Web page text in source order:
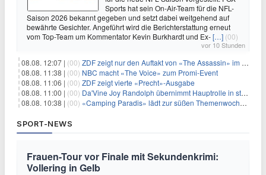
Sports hat sein On-Air-Team für die NFL-
Saison 2026 bekannt gegeben und setzt dabei weitgehend auf
bewährte Gesichter. Angeführt wird die Berichterstattung erneut
vom Top-Team um Kommentator Kevin Burkhardt und Ex-[…] (00)
vor 10 Stunden
08.08. 12:07 | (00) ZDF zeigt nur den Auftakt von «The Assassin» im Fernsehen
08.08. 11:38 | (00) NBC macht «The Voice» zum Promi-Event
08.08. 11:06 | (00) ZDF zeigt vierte «Precht»-Ausgabe
08.08. 11:00 | (00) Da'Vine Joy Randolph übernimmt Hauptrolle in starbesetzter schwarzer Komödie
08.08. 10:38 | (00) «Camping Paradis» lädt zur süßen Themenwoche ein
SPORT-NEWS
Frauen-Tour vor Finale mit Sekundenkrimi:
Vollering in Gelb